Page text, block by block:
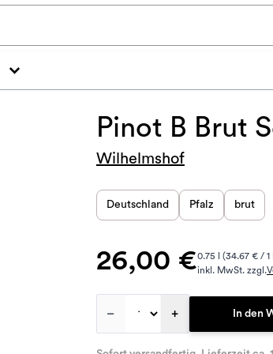
Pinot B Brut
Wilhelmshof
Deutschland Pfalz brut
26,00 €0.75 l (34.67 € / 1
inkl. MwSt. zzgl.
– + In den